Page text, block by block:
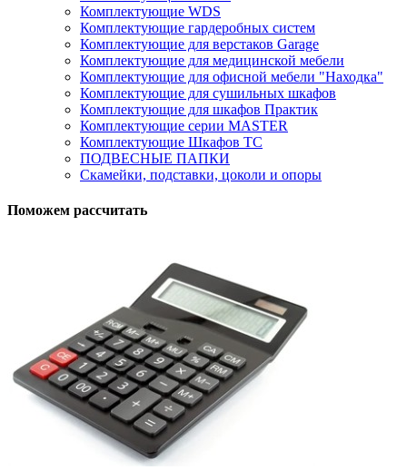
Комплектующие WDS
Комплектующие гардеробных систем
Комплектующие для верстаков Garage
Комплектующие для медицинской мебели
Комплектующие для офисной мебели "Находка"
Комплектующие для сушильных шкафов
Комплектующие для шкафов Практик
Комплектующие серии MASTER
Комплектующие Шкафов ТС
ПОДВЕСНЫЕ ПАПКИ
Скамейки, подставки, цоколи и опоры
Поможем рассчитать